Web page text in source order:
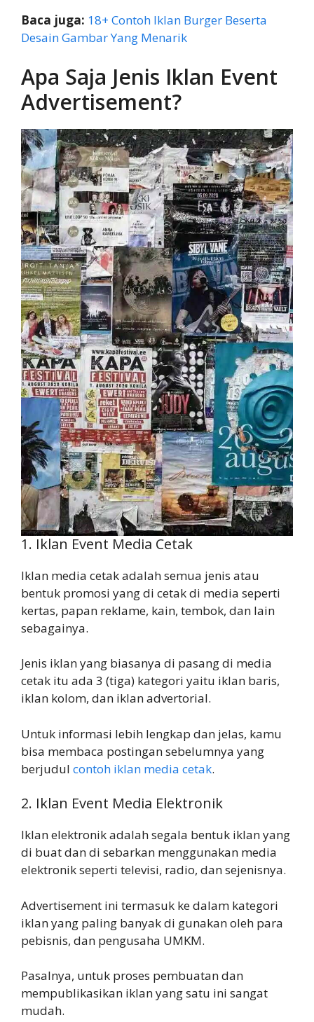
Baca juga: 18+ Contoh Iklan Burger Beserta
Desain Gambar Yang Menarik
Apa Saja Jenis Iklan Event
Advertisement?
1. Iklan Event Media Cetak
Iklan media cetak adalah semua jenis atau
bentuk promosi yang di cetak di media seperti
kertas, papan reklame, kain, tembok, dan lain
sebagainya.
Jenis iklan yang biasanya di pasang di media
cetak itu ada 3 (tiga) kategori yaitu iklan baris,
iklan kolom, dan iklan advertorial.
Untuk informasi lebih lengkap dan jelas, kamu
bisa membaca postingan sebelumnya yang
berjudul contoh iklan media cetak.
2. Iklan Event Media Elektronik
Iklan elektronik adalah segala bentuk iklan yang
di buat dan di sebarkan menggunakan media
elektronik seperti televisi, radio, dan sejenisnya.
Advertisement ini termasuk ke dalam kategori
iklan yang paling banyak di gunakan oleh para
pebisnis, dan pengusaha UMKM.
Pasalnya, untuk proses pembuatan dan
mempublikasikan iklan yang satu ini sangat
mudah.